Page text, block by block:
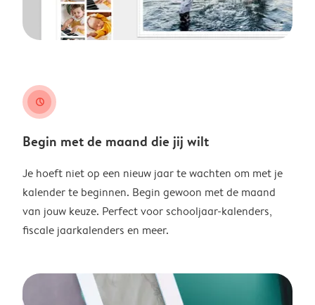
clock
Begin met de maand die jij wilt
Je hoeft niet op een nieuw jaar te wachten om met je
kalender te beginnen. Begin gewoon met de maand
van jouw keuze. Perfect voor schooljaar-kalenders,
fiscale jaarkalenders en meer.